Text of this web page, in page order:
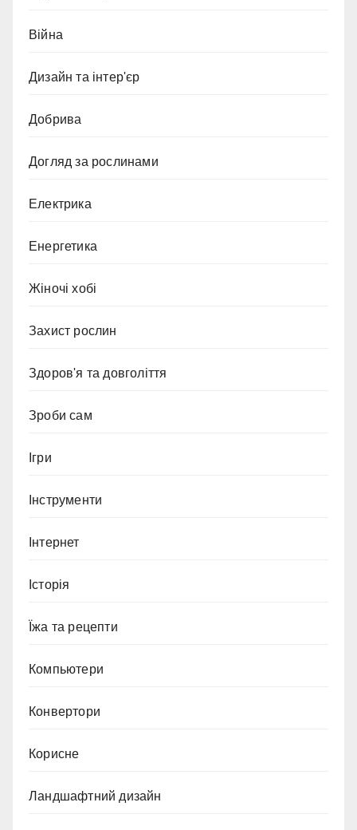
Війна
Дизайн та інтер'єр
Добрива
Догляд за рослинами
Електрика
Енергетика
Жіночі хобі
Захист рослин
Здоров'я та довголіття
Зроби сам
Ігри
Інструменти
Інтернет
Історія
Їжа та рецепти
Компьютери
Конвертори
Корисне
Ландшафтний дизайн